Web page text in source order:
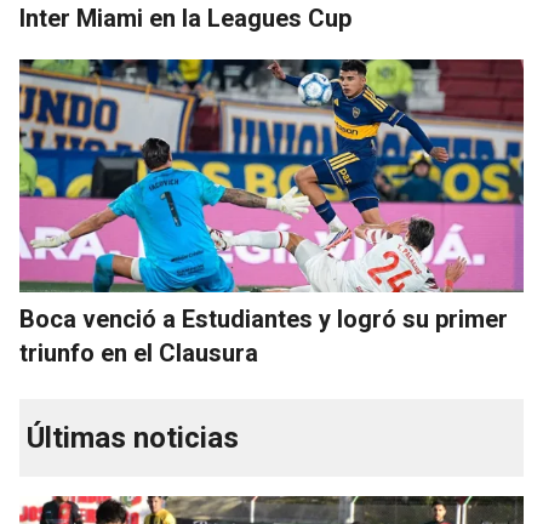
Inter Miami en la Leagues Cup
Boca venció a Estudiantes y logró su primer
triunfo en el Clausura
Últimas noticias